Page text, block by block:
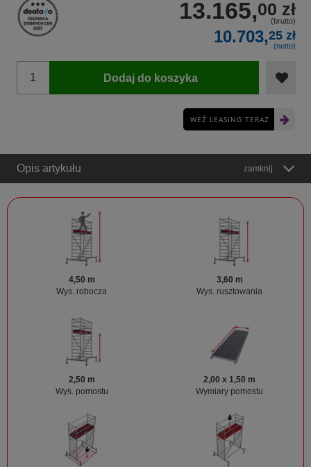
13.165,00 zł
(brutto)
10.703,25 zł
(netto)
Dodaj do koszyka
WEŹ LEASING TERAZ
Opis artykułu zamknij
4,50 m
Wys. robocza
3,60 m
Wys. rusztowania
2,50 m
Wys. pomostu
2,00 x 1,50 m
Wymiary pomostu